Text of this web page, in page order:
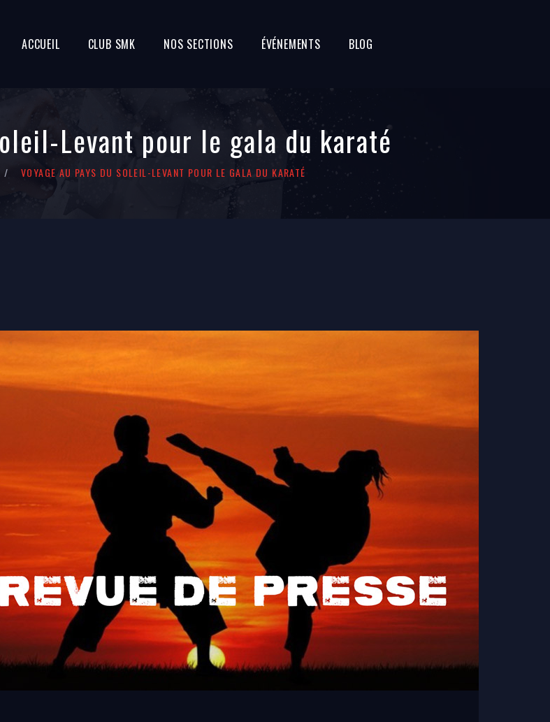
ACCUEIL CLUB SMK NOS SECTIONS ÉVÉNEMENTS BLOG
Levant pour le gala du karaté
VOYAGE AU PAYS DU SOLEIL-LEVANT POUR LE GALA DU KARATÉ